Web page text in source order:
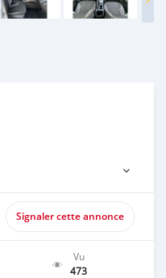
Signaler cette annonce
Vu
473